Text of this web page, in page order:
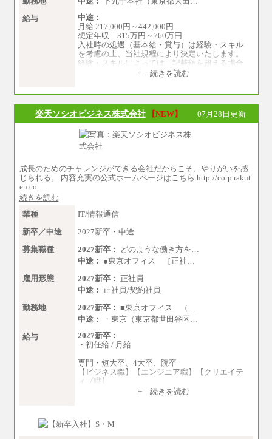
給与
中途：
月給 217,000円～442,000円
想定年収 315万円～760万円
入社時の処遇（基本給・賞与）は経験・スキル
を考慮の上、当社規程により決定いたします。
経験・スキルによっては、記載額を超える場合
+ 続きを読む
楽天ソシオビジネス株式会社 【NEW】 07月28日更新
成長のためのチャレンジができる会社だからこそ、やりがいを感
じられる。 内容充実の公式ホームページはこちら http://corp.rakut
en.co…
続きを読む
業種
IT/情報通信
新卒／中途
2027新卒・中途
募集職種
2027新卒：
どのような働き方を…
中途： ●東京オフィス ［正社…
雇用形態
2027新卒： 正社員
中途： 正社員/契約社員
勤務地
2027新卒： ■東京オフィス （…
中途：
・東京（東京都世田谷区…
給与
2027新卒：
・初任給 / 月給
専門・短大卒、4大卒、院卒
【ビジネス職】【エンジニア職】【クリエイテ
ィブ職】
①月給：270,000円～320,000円
+ 続きを読む